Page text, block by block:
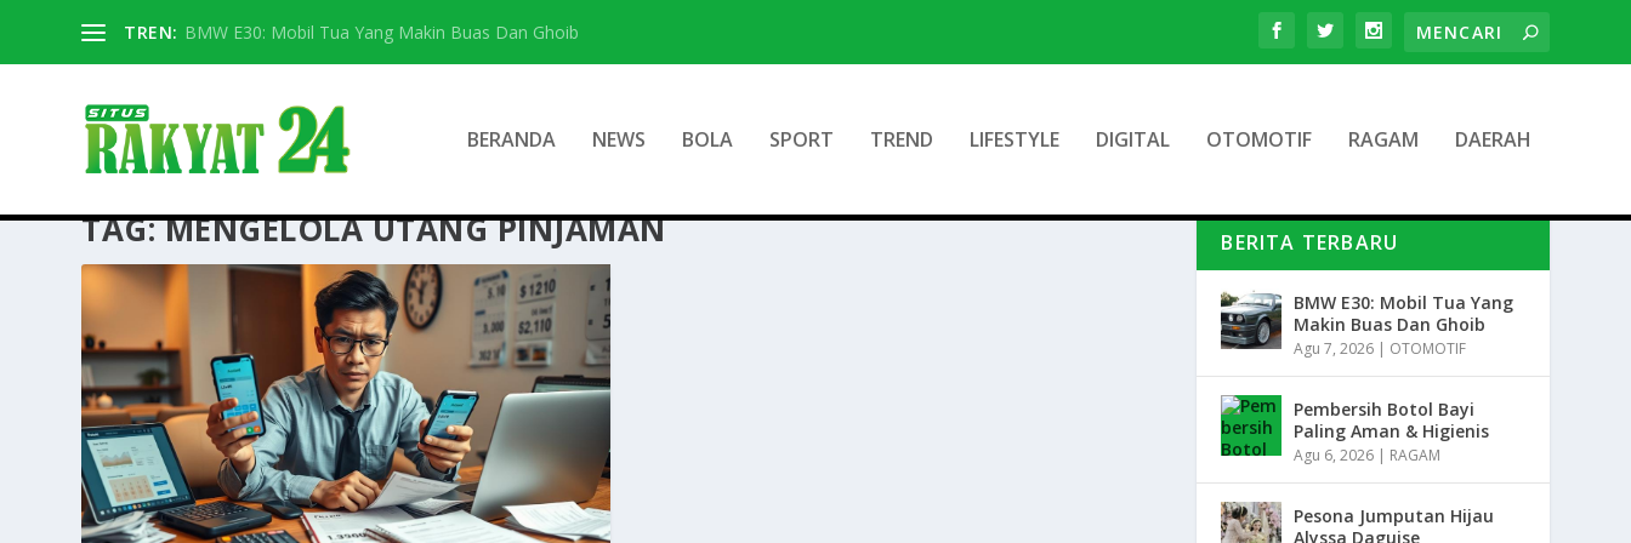
TREN: BMW E30: Mobil Tua Yang Makin Buas Dan Ghoib
BERANDA NEWS BOLA SPORT TREND LIFESTYLE DIGITAL OTOMOTIF RAGAM DAERAH
TAG:MENGELOLA UTANG PINJAMAN BERITA TERBARU
BMW E30: Mobil Tua Yang
Makin Buas Dan Ghoib
Agu 7, 2026 | OTOMOTIF
Pembersih Botol Bayi
Paling Aman & Higienis
Agu 6, 2026 | RAGAM
Pesona Jumputan Hijau
Alyssa Daguise